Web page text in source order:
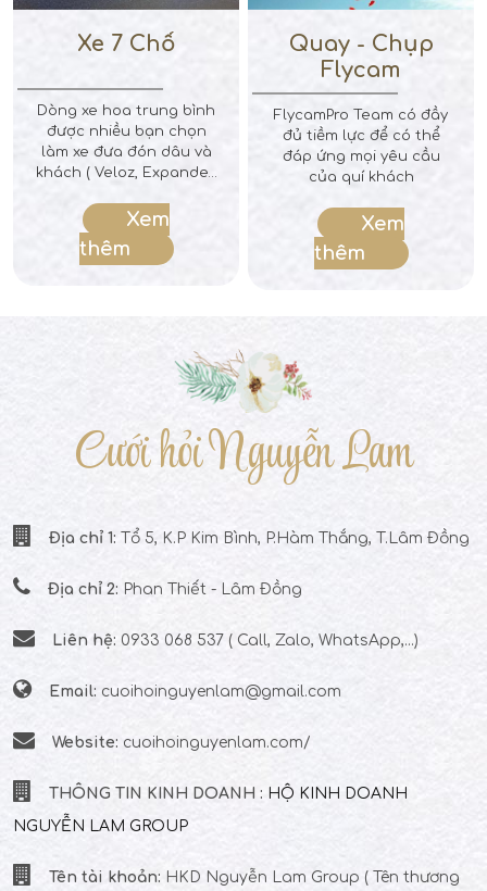
Xe 7 Chổ
Dòng xe hoa trung bình
được nhiều bạn chọn
làm xe đưa đón dâu và
khách ( Veloz, Expander,
rộng rãi thoải mái đánh
bay cảm giác say xe của
hệ để được giá tốt nhất
Xem
thêm
Quay - Chụp
Flycam
FlycamPro Team có đầy
đủ tiềm lực để có thể
đáp ứng mọi yêu cầu
của quí khách
Xem
thêm
Cưới hỏi Nguyễn Lam
Địa chỉ 1: Tổ 5, K.P Kim Bình, P.Hàm Thắng, T.Lâm Đồng
Địa chỉ 2: Phan Thiết - Lâm Đồng
Liên hệ: 0933 068 537 ( Call, Zalo, WhatsApp,...)
Email: cuoihoinguyenlam@gmail.com
Website: cuoihoinguyenlam.com/
THÔNG TIN KINH DOANH : HỘ KINH DOANH
NGUYỄN LAM GROUP
Tên tài khoản: HKD Nguyễn Lam Group ( Tên thương